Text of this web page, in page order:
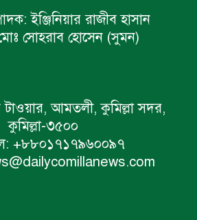
ইঞ্জিনিয়ার রাজীব হাসান
সোহরাব হোসেন (সুমন)
টাওয়ার, আমতলী, কুমিল্লা সদর,
কুমিল্লা-৩৫০০
+৮৮০১৭১৭৯৬০০৯৭